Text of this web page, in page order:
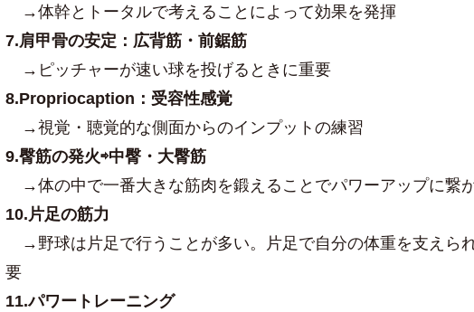
→体幹とトータルで考えることによって効果を発揮
7.肩甲骨の安定：広背筋・前鋸筋
→ ピッチャーが速い球を投げるときに重要
8.Propriocaption：受容性感覚
→視覚・聴覚的な側面からのインプットの練習
9.臀筋の発火⇨中臀・大臀筋
→体の中で一番大きな筋肉を鍛えることでパワーアップに繋
10.片足の筋力
→ 野球は片足で行うことが多い。片足で自分の体重を支えら
要
11.パワートレーニング